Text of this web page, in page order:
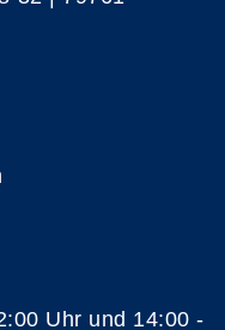
Uhr und 14:00 -